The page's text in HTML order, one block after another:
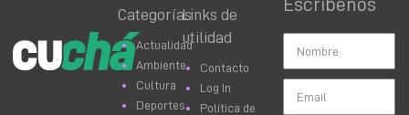
Categorías
Actualidad
Ambiente
Cultura
Deportes
Links de
utilidad
Contacto
Log In
Política de
Escribenos